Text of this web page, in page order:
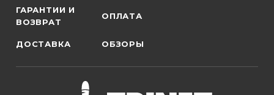
ГАРАНТИИ И
ВОЗВРАТ
ОПЛАТА
ДОСТАВКА ОБЗОРЫ